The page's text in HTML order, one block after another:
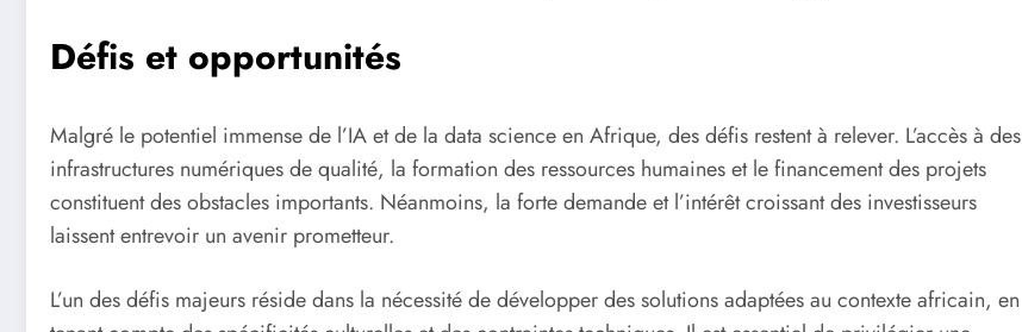
Défis et opportunités
Malgré le potentiel immense de l’IA et de la data science en Afrique, des défis restent à relever. L’accès à des
infrastructures numériques de qualité, la formation des ressources humaines et le financement des projets
constituent des obstacles importants. Néanmoins, la forte demande et l’intérêt croissant des investisseurs
laissent entrevoir un avenir prometteur.
L’un des défis majeurs réside dans la nécessité de développer des solutions adaptées au contexte africain, en